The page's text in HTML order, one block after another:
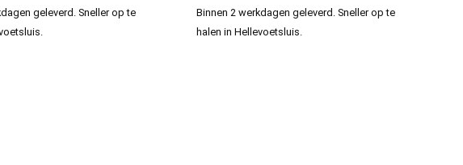
geleverd. Sneller op te
Binnen 2 werkdagen geleverd. Sneller op te
halen in Hellevoetsluis.